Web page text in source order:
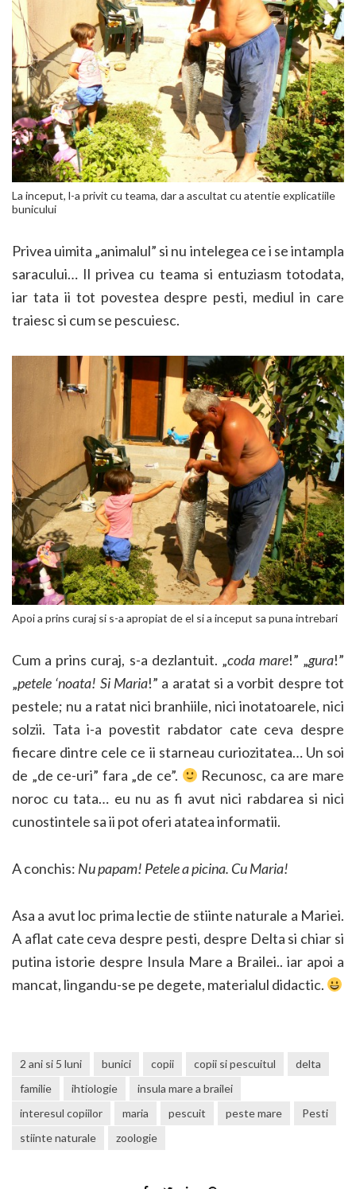
La inceput, l-a privit cu teama, dar a ascultat cu atentie explicatiile
bunicului
Privea uimita „animalul” si nu intelegea ce i se intampla
saracului… Il privea cu teama si entuziasm totodata,
iar tata ii tot povestea despre pesti, mediul in care
traiesc si cum se pescuiesc.
Apoi a prins curaj si s-a apropiat de el si a inceput sa puna intrebari
Cum a prins curaj, s-a dezlantuit. „coda mare!” „gura!”
„petele ‘noata! Si Maria!” a aratat si a vorbit despre tot
pestele; nu a ratat nici branhiile, nici inotatoarele, nici
solzii. Tata i-a povestit rabdator cate ceva despre
fiecare dintre cele ce ii starneau curiozitatea… Un soi
de „de ce-uri” fara „de ce”.
Recunosc, ca are mare
noroc cu tata… eu nu as fi avut nici rabdarea si nici
cunostintele sa ii pot oferi atatea informatii.
A conchis: Nu papam! Petele a picina. Cu Maria!
Asa a avut loc prima lectie de stiinte naturale a Mariei.
A aflat cate ceva despre pesti, despre Delta si chiar si
putina istorie despre Insula Mare a Brailei.. iar apoi a
mancat, lingandu-se pe degete, materialul didactic.
2 ani si 5 luni bunici copii copii si pescuitul
delta
familie
ihtiologie
insula mare a brailei
interesul copiilor
maria pescuit peste mare
Pesti
stiinte naturale
zoologie